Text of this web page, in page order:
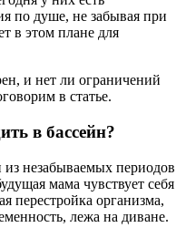
по душе, не забывая при
в этом плане для
и нет ли ограничений
в статье.
в бассейн?
из незабываемых периодов
мама чувствует себя
перестройка организма,
лежа на диване.